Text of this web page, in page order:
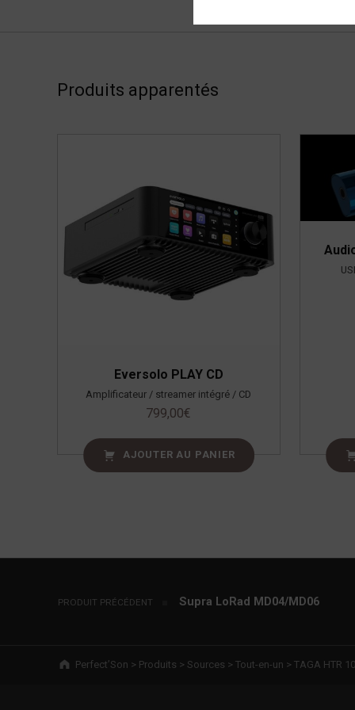
Produits apparentés
Eversolo PLAY CD
Amplificateur / streamer intégré / CD
799,00€
AJOUTER AU PANIER
Navigation de l’article
PRODUIT PRÉCÉDENT Supra LoRad MD04/MD06
Breadcrumbs navigation
Perfect’Son > Produits > Sources > Tout-en-un > TAGA HTR